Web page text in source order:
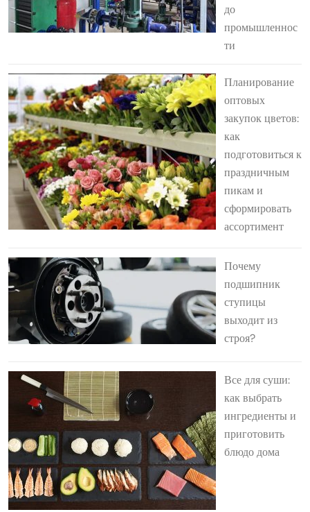
до
промышленнос
ти
Планирование
оптовых
закупок цветов:
как
подготовиться к
праздничным
пикам и
сформировать
ассортимент
Почему
подшипник
ступицы
выходит из
строя?
Все для суши:
как выбрать
ингредиенты и
приготовить
блюдо дома